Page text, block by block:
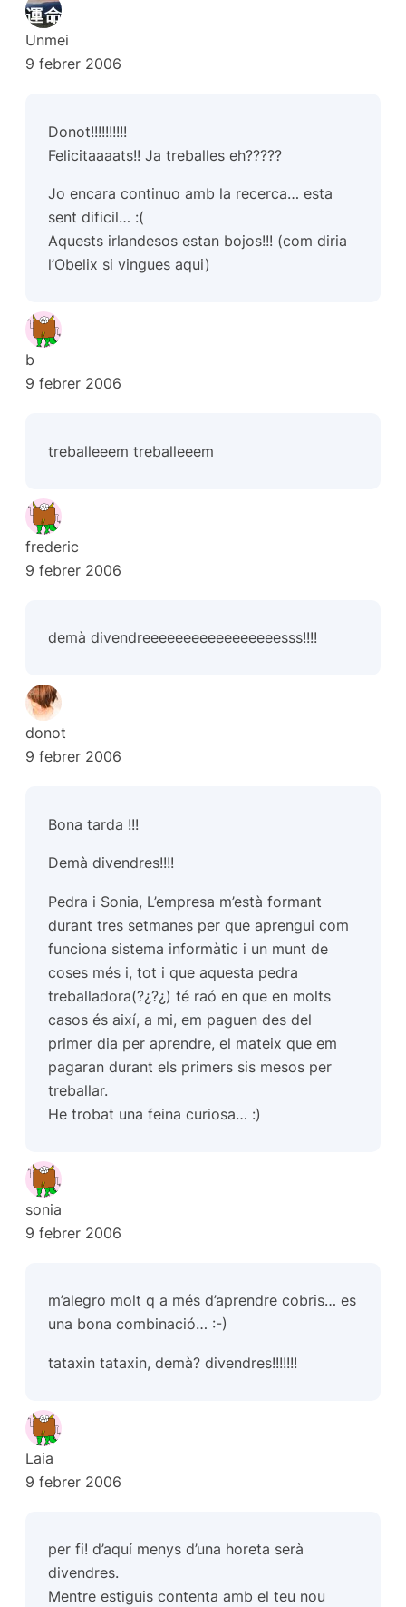
Unmei
9 febrer 2006
Donot!!!!!!!!!!
Felicitaaaats!! Ja treballes eh?????
Jo encara continuo amb la recerca… esta
sent dificil… :(
Aquests irlandesos estan bojos!!! (com diria
l’Obelix si vingues aqui)
b
9 febrer 2006
treballeeem treballeeem
frederic
9 febrer 2006
demà divendreeeeeeeeeeeeeeeeesss!!!!
donot
9 febrer 2006
Bona tarda !!!
Demà divendres!!!!
Pedra i Sonia, L’empresa m’està formant
durant tres setmanes per que aprengui com
funciona sistema informàtic i un munt de
coses més i, tot i que aquesta pedra
treballadora(?¿?¿) té raó en que en molts
casos és així, a mi, em paguen des del
primer dia per aprendre, el mateix que em
pagaran durant els primers sis mesos per
treballar.
He trobat una feina curiosa… :)
sonia
9 febrer 2006
m’alegro molt q a més d’aprendre cobris… es
una bona combinació… :-)
tataxin tataxin, demà? divendres!!!!!!!
Laia
9 febrer 2006
per fi! d’aquí menys d’una horeta serà
divendres.
Mentre estiguis contenta amb el teu nou